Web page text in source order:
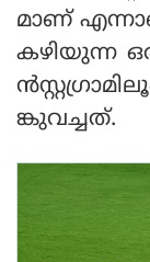
മാണ്
കഴിയുന്ന
ങ്കുവച്ചത്.